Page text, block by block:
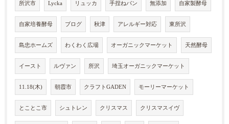
所沢市 Lycka リュッカ 手捏ねパン 無添加 自家製酵母
自家培養酵母 ブログ 秋津 アレルギー対応 東所沢
島忠ホームズ わくわく広場 オーガニックマーケット 天然酵母
イースト ルヴァン 所沢 埼玉オーガニックマーケット
11.18(木) 朝霞市 クラフトGADEN モーリーマーケット
とことこ市 シュトレン クリスマス クリスマスイヴ